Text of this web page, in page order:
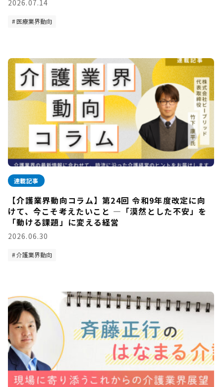
2026.07.14
医療業界動向
連載記事
【介護業界動向コラム】第24回 令和9年度改定に向
けて、今こそ考えたいこと —「漠然とした不安」を
「動ける課題」に変える経営
2026.06.30
介護業界動向